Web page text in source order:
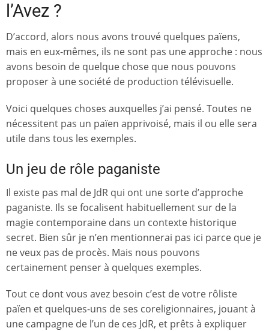
l’Avez ?
D’accord, alors nous avons trouvé quelques païens,
mais en eux-mêmes, ils ne sont pas une approche : nous
avons besoin de quelque chose que nous pouvons
proposer à une société de production télévisuelle.
Voici quelques choses auxquelles j’ai pensé. Toutes ne
nécessitent pas un païen apprivoisé, mais il ou elle sera
utile dans tous les exemples.
Un jeu de rôle paganiste
Il existe pas mal de JdR qui ont une sorte d’approche
paganiste. Ils se focalisent habituellement sur de la
magie contemporaine dans un contexte historique
secret. Bien sûr je n’en mentionnerai pas ici parce que je
ne veux pas de procès. Mais nous pouvons
certainement penser à quelques exemples.
Tout ce dont vous avez besoin c’est de votre rôliste
païen et quelques-uns de ses coreligionnaires, jouant à
une campagne de l’un de ces JdR, et prêts à expliquer